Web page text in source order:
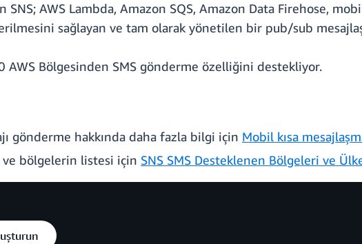
SNS; AWS Lambda, Amazon SQS, Amazon Data Firehose,
sağlayan ve tam olarak yönetilen bir pub/sub
AWS Bölgesinden SMS gönderme özelliğini destekliyor.
gönderme hakkında daha fazla bilgi için Mobil kısa
bölgelerin listesi için SNS SMS Desteklenen Bölgeleri ve